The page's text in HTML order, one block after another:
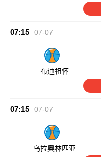
07:15 07-07
布迪祖怀
07:15 07-07
乌拉奥林匹亚